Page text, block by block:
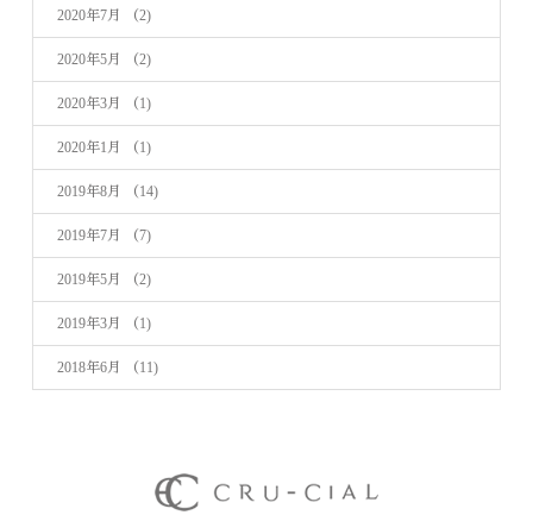
2020年7月 （2)
2020年5月 （2)
2020年3月 （1)
2020年1月 （1)
2019年8月 （14)
2019年7月 （7)
2019年5月 （2)
2019年3月 （1)
2018年6月 （11)